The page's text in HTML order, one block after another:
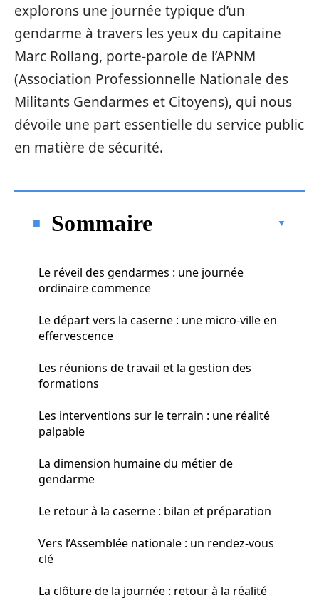
explorons une journée typique d’un
gendarme à travers les yeux du capitaine
Marc Rollang, porte-parole de l’APNM
(Association Professionnelle Nationale des
Militants Gendarmes et Citoyens), qui nous
dévoile une part essentielle du service public
en matière de sécurité.
Sommaire
Le réveil des gendarmes : une journée
ordinaire commence
Le départ vers la caserne : une micro-ville en
effervescence
Les réunions de travail et la gestion des
formations
Les interventions sur le terrain : une réalité
palpable
La dimension humaine du métier de
gendarme
Le retour à la caserne : bilan et préparation
Vers l’Assemblée nationale : un rendez-vous
clé
La clôture de la journée : retour à la réalité